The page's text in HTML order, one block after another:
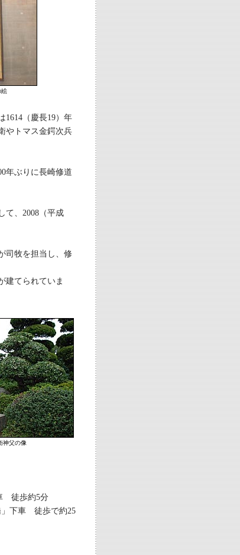
絵
1614（慶長19）年
やトマス金鍔次兵
年ぶりに長崎修道
て、2008（平成
司牧を担当し、修
建てられていま
神父の像
徒歩約5分
下車 徒歩で約25